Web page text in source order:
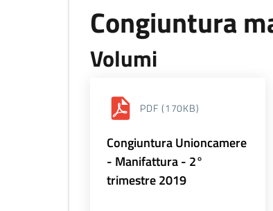
Congiuntura
Volumi
PDF (170KB)
Congiuntura Unioncamere
- Manifattura - 2°
trimestre 2019